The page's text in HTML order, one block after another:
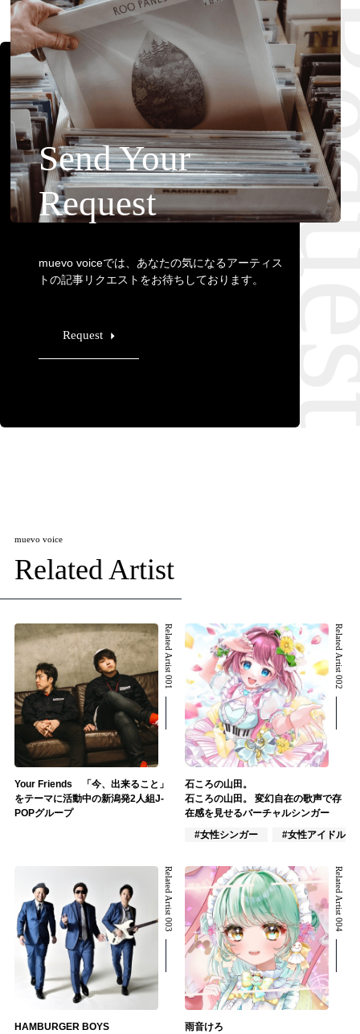
Send Your
Request
muevo voiceでは、あなたの気になるアーティス
トの記事リクエストをお待ちしております。
Request
muevo voice
Related Artist
Related Artist 001
Your Friends 「今、出来ること」
をテーマに活動中の新潟発2人組J-
POPグループ
Related Artist 002
石ころの山田。
石ころの山田。 変幻自在の歌声で存
在感を見せるバーチャルシンガー
#女性シンガー
#女性アイドル
Related Artist 003
HAMBURGER BOYS
Related Artist 004
雨音けろ